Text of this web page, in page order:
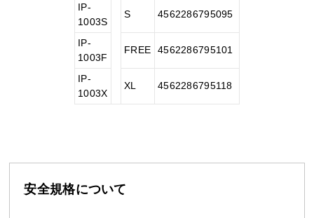
IP-
1003S
S 4562286795095
IP-
1003F
FREE 4562286795101
IP-
1003X
XL 4562286795118
安全規格について